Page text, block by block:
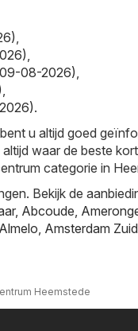
,
,
08-2026),
,
.
u altijd goed
waar de beste
categorie in
Bekijk de
, Abcoude,
Almelo, Amsterdam
Heemstede